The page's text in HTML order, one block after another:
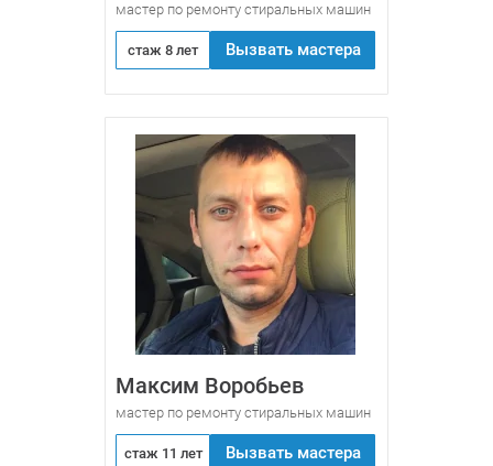
мастер по ремонту стиральных машин
стаж 8 лет Вызвать мастера
Максим Воробьев
мастер по ремонту стиральных машин
стаж 11 лет Вызвать мастера